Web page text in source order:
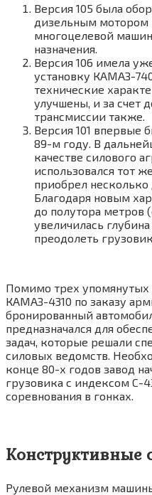
Версия 105 была
дизельным мотором
многоцелевой
назначения.
Версия 106 имела
установку КАМАЗ-
технические
улучшены, и за счет
трансмиссии также.
Версия 101 впервые
89-м году. В
качестве силового
использовался тот
приобрел
Благодаря новым
до полутора метров
увеличилась
преодолеть
Помимо трех упомянутых
КАМАЗ-4310 по заказу
бронированный
предназначался для
задач, которые решали
силовых ведомств.
конце 80-х годов завод
грузовика с индексом C-
соревнования в гонках.
Конструктивные
Рулевой механизм